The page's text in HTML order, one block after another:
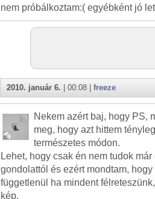
nem próbálkoztam:( egyébként jó
2010. január 6. | 00:08 | freeze
Nekem azért baj, hogy PS,
meg, hogy azt hittem
természetes módon.
Lehet, hogy csak én nem tudok
gondolattól és ezért mondtam,
függetlenül ha mindent
kép.